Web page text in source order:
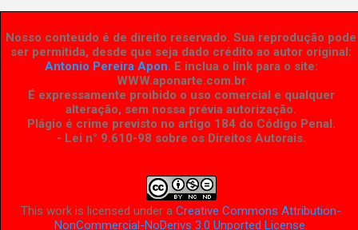
Nosso conteúdo é de direito reservado. Sua reprodução pode
ser permitida, desde que seja dado crédito ao autor original:
Antonio Pereira Apon. E inclua o link para o site:
WWW.aponarte.com.br
É expressamente proibido o uso comercial e qualquer
alteração, sem nossa prévia autorização.
Plágio é crime previsto no artigo 184 do Código Penal.
- Lei n° 9.610-98 sobre os Direitos Autorais.
This work is licensed under aCreative Commons Attribution-
NonCommercial-NoDerivs 3.0 Unported License.